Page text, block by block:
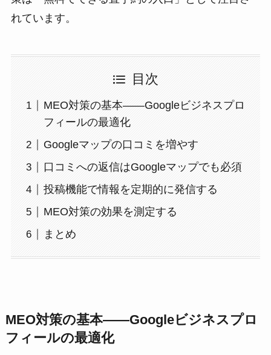
れています。
目次
MEO対策の基本——Googleビジネスプロ
フィールの最適化
Googleマップの口コミを増やす
口コミへの返信はGoogleマップでも必須
投稿機能で情報を定期的に発信する
MEO対策の効果を測定する
まとめ
MEO対策の基本——Googleビジネスプロ
フィールの最適化